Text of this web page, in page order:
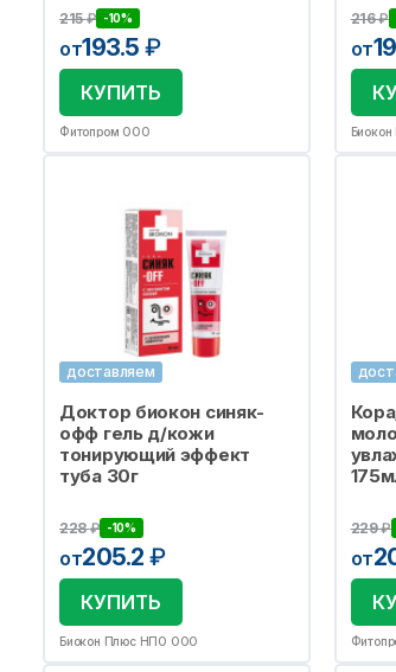
215₽ -10%
от193.5 ₽
КУПИТЬ
Фитопром ООО
216₽
от
доставляем
Доктор биокон синяк-
офф гель д/кожи
тонирующий эффект
туба 30г
228₽ -10%
от205.2 ₽
КУПИТЬ
Биокон Плюс НПО ООО
229₽
от